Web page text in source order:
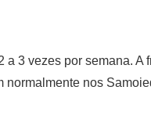
3 vezes por semana.
nos